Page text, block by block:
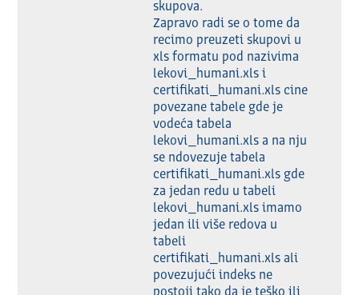
skupova.
Zapravo radi se o tome da
recimo preuzeti skupovi u
xls formatu pod nazivima
lekovi_humani.xls i
certifikati_humani.xls cine
povezane tabele gde je
vodeća tabela
lekovi_humani.xls a na nju
se ndovezuje tabela
certifikati_humani.xls gde
za jedan redu u tabeli
lekovi_humani.xls imamo
jedan ili više redova u
tabeli
certifikati_humani.xls ali
povezujući indeks ne